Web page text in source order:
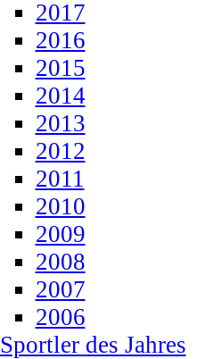
2017
2016
2015
2014
2013
2012
2011
2010
2009
2008
2007
2006
Sportler des Jahres